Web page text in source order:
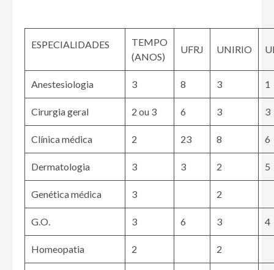
ESPECIALIDADES
TEMPO
(ANOS)
UFRJ UNIRIO
Anestesiologia 3 8 3 1
Cirurgia geral 2 ou 3 6 3 3
Clínica médica 2 23 8 6
Dermatologia 3 3 2 5
Genética médica 3 2
G.O. 3 6 3 4
Homeopatia 2 2